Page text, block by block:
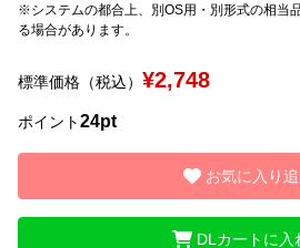
〜
リセット
※システムの都合上、別OS用・別形式の相当
る場合があります。
標準価格（税込） ¥2,748
ポイント24pt
お気に入り
DLカートに入